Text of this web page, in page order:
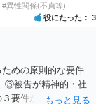
#異性関係(不貞等)
役にたった 3
めの原則的な要件
③被告が精神的・社
要件が必要である